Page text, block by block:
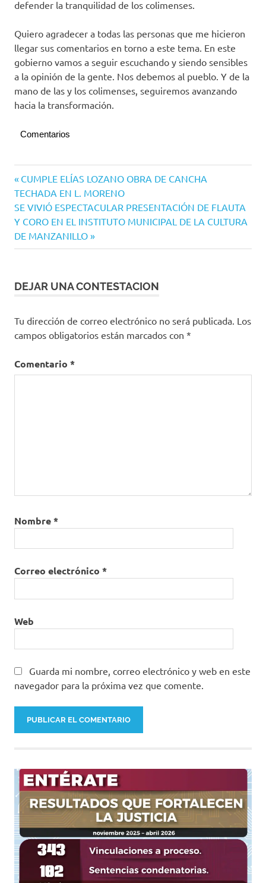
defender la tranquilidad de los colimenses.
Quiero agradecer a todas las personas que me hicieron
llegar sus comentarios en torno a este tema. En este
gobierno vamos a seguir escuchando y siendo sensibles
a la opinión de la gente. Nos debemos al pueblo. Y de la
mano de las y los colimenses, seguiremos avanzando
hacia la transformación.
Comentarios
Navegación
de
entradas
Entrada
anterior:
CUMPLE ELÍAS LOZANO OBRA DE CANCHA
TECHADA EN L. MORENO
Siguiente
entrada:
SE VIVIÓ ESPECTACULAR PRESENTACIÓN DE FLAUTA
Y CORO EN EL INSTITUTO MUNICIPAL DE LA CULTURA
DE MANZANILLO
DEJAR UNA CONTESTACION
Tu dirección de correo electrónico no será publicada. Los
campos obligatorios están marcados con *
Comentario *
Nombre*
Correo electrónico *
Web
Guarda mi nombre, correo electrónico y web en este
navegador para la próxima vez que comente.